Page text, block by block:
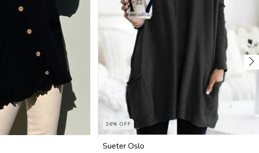
36% OFF
Sueter Oslo